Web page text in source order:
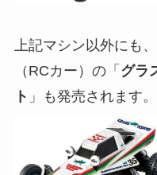
上記マシン以外にも
（RCカー）の「 グラ
ト 」も発売されます。